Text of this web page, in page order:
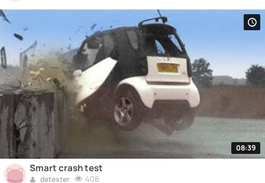
08:39
Smart crash test
datester 408